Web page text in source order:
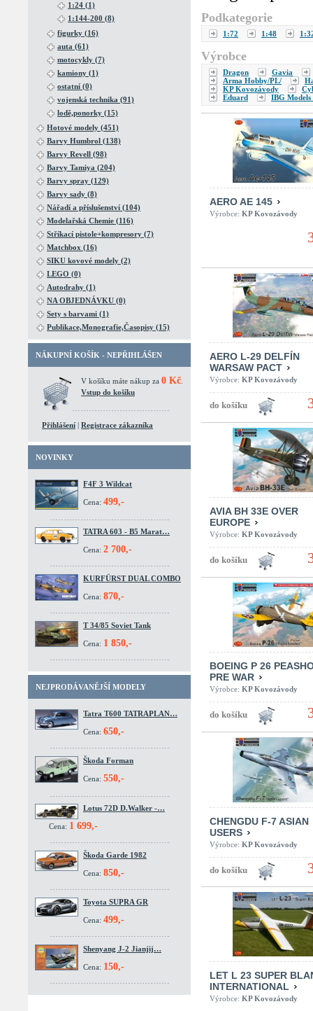
1:24 (1)
1:144-200 (8)
figurky (16)
auta (61)
motocykly (7)
kamiony (1)
ostatní (0)
vojenská technika (91)
lodě,ponorky (15)
Hotové modely (451)
Barvy Humbrol (138)
Barvy Revell (98)
Barvy Tamiya (204)
Barvy spray (129)
Barvy sady (8)
Nářadí a příslušenství (104)
Modelařská Chemie (116)
Stříkací pistole+kompresory (7)
Matchbox (16)
SIKU kovové modely (2)
LEGO (0)
Autodrahy (1)
NA OBJEDNÁVKU (0)
Sety s barvami (1)
Publikace,Monografie,Časopisy (15)
NÁKUPNÍ KOŠÍK - NEPŘIHLÁŠEN
V košíku máte nákup za 0 Kč
Vstup do košíku
Přihlášení | Registrace zákazníka
NOVINKY
F4F 3 Wildcat
Cena: 499,-
TATRA 603 - B5 Marat…
Cena: 2 700,-
KURFÜRST DUAL COMBO
Cena: 870,-
T 34/85 Soviet Tank
Cena: 1 850,-
NEJPRODÁVANĚJŠÍ MODELY
Tatra T600 TATRAPLAN…
Cena: 650,-
Škoda Forman
Cena: 550,-
Lotus 72D D.Walker -…
Cena: 1 699,-
Škoda Garde 1982
Cena: 850,-
Toyota SUPRA GR
Cena: 499,-
Shenyang J-2 Jianjij…
Cena: 150,-
Podkategorie
1:72 1:48
Výrobce
Dragon
Gavia
Arma Hobby/PL/
KP Kovozávody
Eduard
IBG Models
AERO AE 145
Výrobce: KP Kovozávody
AERO L-29 DELFÍN
WARSAW PACT
Výrobce: KP Kovozávody
AVIA BH 33E OVER
EUROPE
Výrobce: KP Kovozávody
BOEING P 26
PRE WAR
Výrobce: KP Kovozávody
CHENGDU F-7 ASIAN
USERS
Výrobce: KP Kovozávody
LET L 23 SUPER
INTERNATIONAL
Výrobce: KP Kovozávody